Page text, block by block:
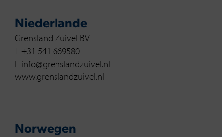
Niederlande
Grensland Zuivel BV
T +31 541 669580
E info@grenslandzuivel.nl
www.grenslandzuivel.nl
Norwegen